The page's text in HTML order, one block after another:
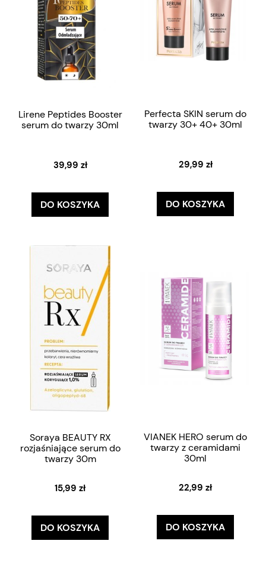
Lirene Peptides Booster
serum do twarzy 30ml
39,99 zł
DO KOSZYKA
Perfecta SKIN serum do
twarzy 30+ 40+ 30ml
29,99 zł
DO KOSZYKA
Soraya BEAUTY RX
rozjaśniające serum do
twarzy 30m
15,99 zł
DO KOSZYKA
VIANEK HERO serum do
twarzy z ceramidami
30ml
22,99 zł
DO KOSZYKA